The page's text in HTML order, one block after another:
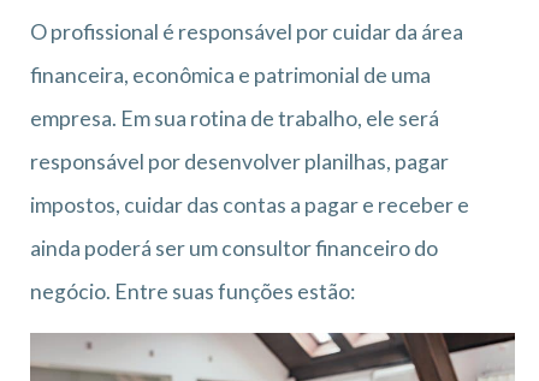
O profissional é responsável por cuidar da área
financeira, econômica e patrimonial de uma
empresa. Em sua rotina de trabalho, ele será
responsável por desenvolver planilhas, pagar
impostos, cuidar das contas a pagar e receber e
ainda poderá ser um consultor financeiro do
negócio. Entre suas funções estão: